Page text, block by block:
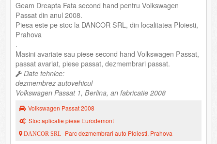
Geam Dreapta Fata second hand pentru Volkswagen
Passat din anul 2008.
Piesa este pe stoc la DANCOR SRL, din localitatea Ploiesti,
Prahova
.
Masini avariate sau piese second hand Volkswagen Passat,
passat avariat, piese passat, dezmembrari passat.
Date tehnice:
dezmembrez autovehicul
Volkswagen Passat 1, Berlina, an fabricatie 2008
Volkswagen Passat 2008
Stoc aplicatie piese Eurodemont
DANCOR SRL Parc dezmembrari auto Ploiesti, Prahova